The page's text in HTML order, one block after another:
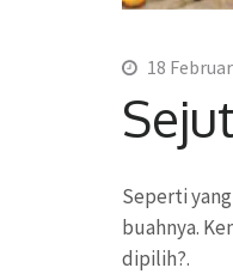
18
Seperti
buahnya.
dipilih?.